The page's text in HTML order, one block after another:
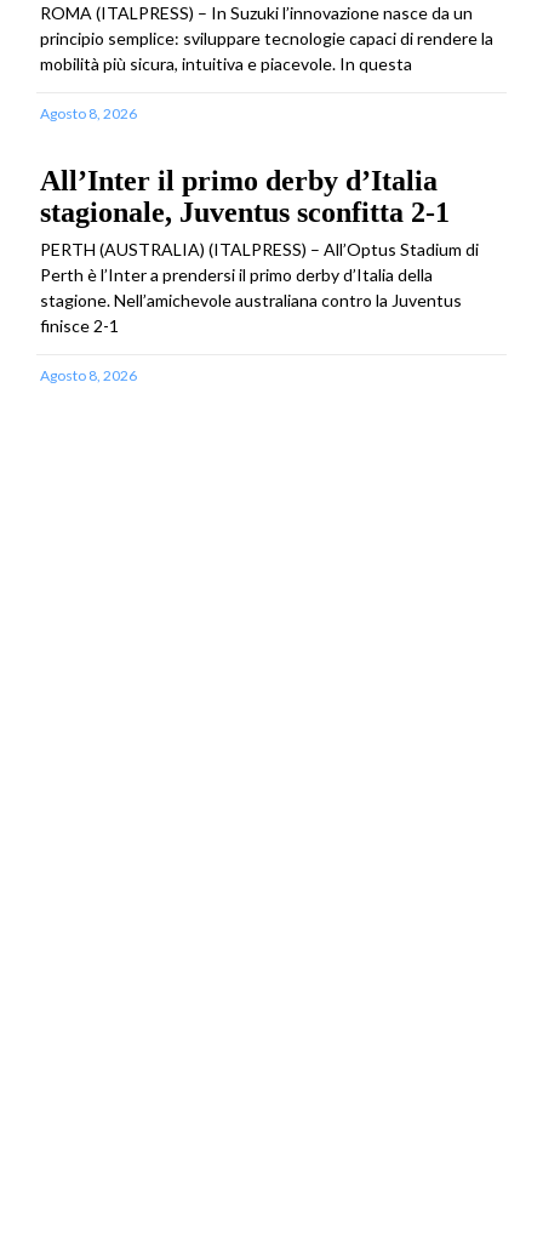
ROMA (ITALPRESS) – In Suzuki l’innovazione nasce da un
principio semplice: sviluppare tecnologie capaci di rendere la
mobilità più sicura, intuitiva e piacevole. In questa
Agosto 8, 2026
All’Inter il primo derby d’Italia
stagionale, Juventus sconfitta 2-1
PERTH (AUSTRALIA) (ITALPRESS) – All’Optus Stadium di
Perth è l’Inter a prendersi il primo derby d’Italia della
stagione. Nell’amichevole australiana contro la Juventus
finisce 2-1
Agosto 8, 2026